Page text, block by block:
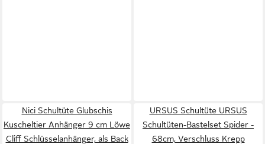
Nici Schultüte Glubschis
Kuscheltier Anhänger 9 cm Löwe
Cliff Schlüsselanhänger, als Back
URSUS Schultüte URSUS
Schultüten-Bastelset Spider -
68cm, Verschluss Krepp